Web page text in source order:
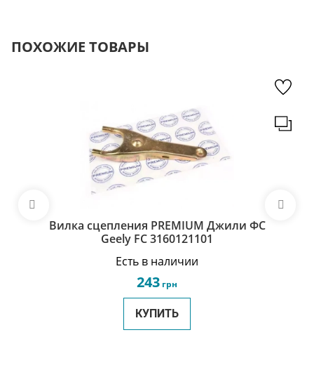
ПОХОЖИЕ ТОВАРЫ
Вилка сцепления PREMIUM Джили ФС
Geely FC 3160121101
Есть в наличии
243 грн
КУПИТЬ